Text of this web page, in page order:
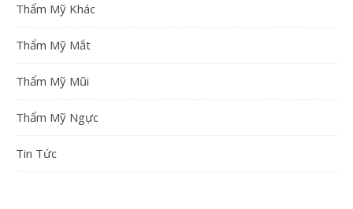
Thẩm Mỹ Khác
Thẩm Mỹ Mắt
Thẩm Mỹ Mũi
Thẩm Mỹ Ngực
Tin Tức